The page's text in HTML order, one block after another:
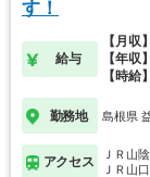
す！
給与
【月収
【年収
【時給
勤務地 島根県
アクセス
ＪＲ山
ＪＲ山